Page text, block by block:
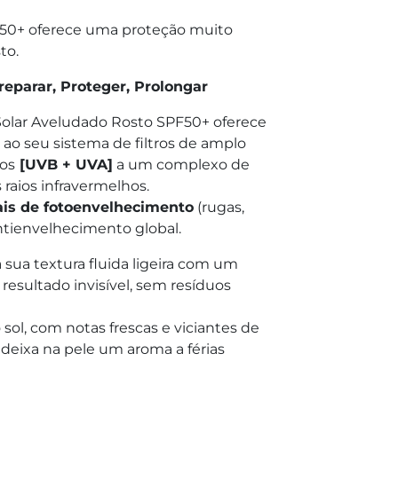
oferece uma proteção muito
Proteger, Prolongar
Aveludado Rosto SPF50+ oferece
seu sistema de filtros de amplo
[UVB + UVA] a um complexo de
infravermelhos.
de fotoenvelhecimento (rugas,
global.
sua textura fluida ligeira com um
invisível, sem resíduos
com notas frescas e viciantes de
na pele um aroma a férias